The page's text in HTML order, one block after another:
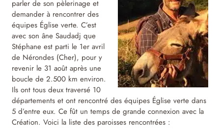
parler de son pèlerinage et
demander à rencontrer des
équipes Église verte. C’est
avec son âne Saudadj que
Stéphane est parti le 1er avril
de Nérondes (Cher), pour y
revenir le 31 août après une
boucle de 2.500 km environ.
Ils ont tous deux traversé 10
départements et ont rencontré des équipes Église verte dans
5 d’entre eux. Ce fût un temps de grande connexion avec la
Création. Voici la liste des paroisses rencontrées :